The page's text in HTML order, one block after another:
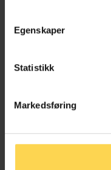
Egenskaper
Statistikk
Markedsføring